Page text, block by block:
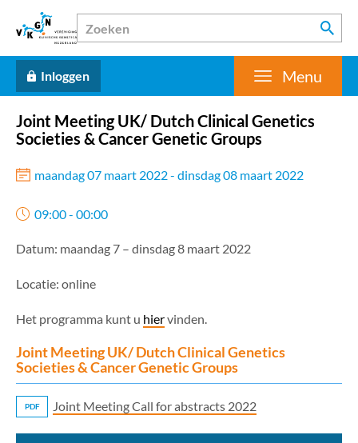
Inloggen Menu
Joint Meeting UK/ Dutch Clinical Genetics
Societies & Cancer Genetic Groups
maandag 07 maart 2022 - dinsdag 08 maart 2022
09:00 - 00:00
Datum: maandag 7 – dinsdag 8 maart 2022
Locatie: online
Het programma kunt u hiervinden.
Joint Meeting UK/ Dutch Clinical Genetics
Societies & Cancer Genetic Groups
PDF Joint Meeting Call for abstracts 2022